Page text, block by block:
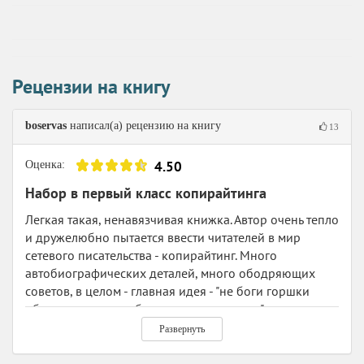
Рецензии на книгу
boservas написал(а) рецензию на книгу 13
Оценка: 4.50
Набор в первый класс копирайтинга
Легкая такая, ненавязчивая книжка. Автор очень тепло
и дружелюбно пытается ввести читателей в мир
сетевого писательства - копирайтинг. Много
автобиографических деталей, много ободряющих
советов, в целом - главная идея - "не боги горшки
обжигают, и у вас обязательно получится".
И я так думаю, что для того чтобы отважиться и
сделать первый шаг, такой книги вполне достаточно,
Развернуть